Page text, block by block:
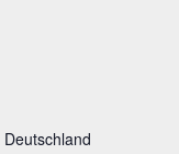
Deutschland